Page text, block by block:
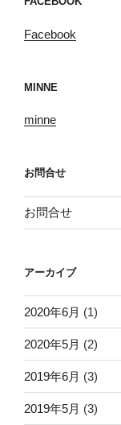
Facebook
MINNE
minne
お問合せ
お問合せ
アーカイブ
2020年6月 (1)
2020年5月 (2)
2019年6月 (3)
2019年5月 (3)